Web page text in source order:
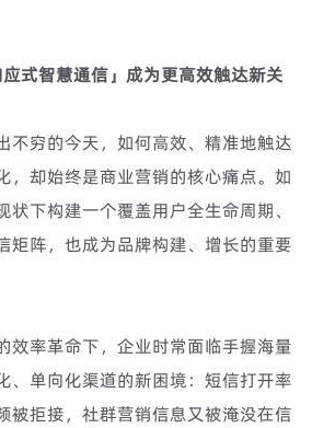
式智慧通信」成为更高效触达新关
不穷的今天，如何高效、精准地触达
，却始终是商业营销的核心痛点。如
下构建一个覆盖用户全生命周期、
矩阵，也成为品牌构建、增长的重要
效率革命下，企业时常面临手握海量
、单向化渠道的新困境：短信打开率
被拒接，社群营销信息又被淹没在信